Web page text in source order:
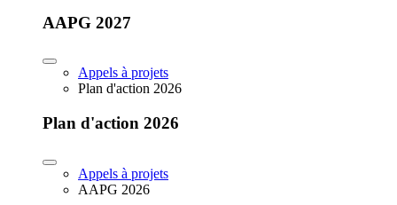
AAPG 2027
Appels à projets
Plan d'action 2026
Plan d'action 2026
Appels à projets
AAPG 2026